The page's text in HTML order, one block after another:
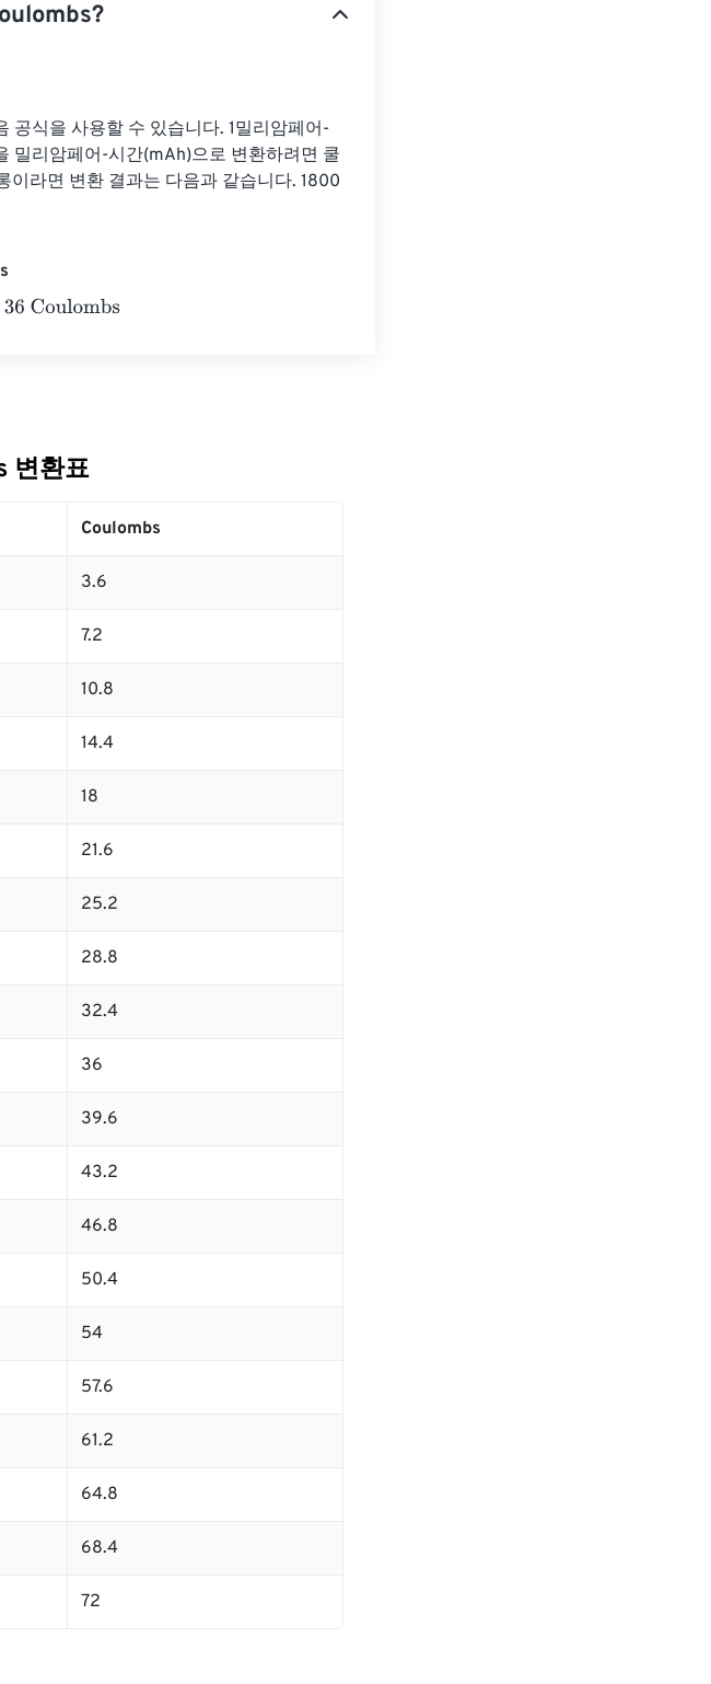
공식을 사용할 수 있습니다. 1밀리암페어-
밀리암페어-시간(mAh)으로 변환하려면 쿨
라면 변환 결과는 다음과 같습니다. 1800
변환표
Coulombs
3.6
7.2
10.8
14.4
18
21.6
25.2
28.8
32.4
36
39.6
43.2
46.8
50.4
54
57.6
61.2
64.8
68.4
72